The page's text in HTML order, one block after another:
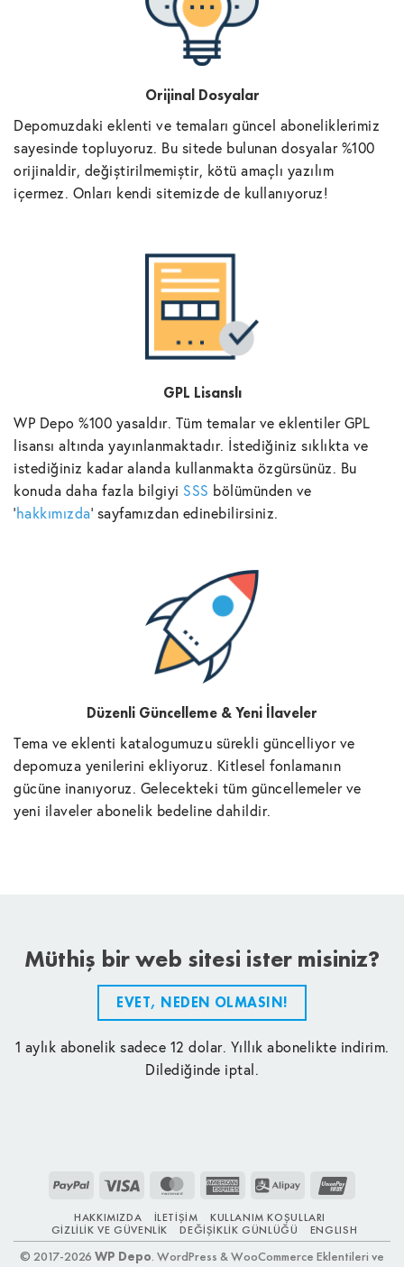
Orijinal Dosyalar
Depomuzdaki eklenti ve temaları güncel aboneliklerimiz
sayesinde topluyoruz. Bu sitede bulunan dosyalar %100
orijinaldir, değiştirilmemiştir, kötü amaçlı yazılım
içermez. Onları kendi sitemizde de kullanıyoruz!
GPL Lisanslı
WP Depo %100 yasaldır. Tüm temalar ve eklentiler GPL
lisansı altında yayınlanmaktadır. İstediğiniz sıklıkta ve
istediğiniz kadar alanda kullanmakta özgürsünüz. Bu
konuda daha fazla bilgiyi SSS bölümünden ve
'hakkımızda' sayfamızdan edinebilirsiniz.
Düzenli Güncelleme & Yeni İlaveler
Tema ve eklenti katalogumuzu sürekli güncelliyor ve
depomuza yenilerini ekliyoruz. Kitlesel fonlamanın
gücüne inanıyoruz. Gelecekteki tüm güncellemeler ve
yeni ilaveler abonelik bedeline dahildir.
Müthiş bir web sitesi ister misiniz?
EVET, NEDEN OLMASIN!
1 aylık abonelik sadece 12 dolar. Yıllık abonelikte indirim.
Dilediğinde iptal.
PayPal Visa MasterCardAmerican
Alipay
HAKKIMIZDA İLETIŞIM
KULLANIM KOŞULLARI
GIZLILIK VE GÜVENLIK
DEĞIŞIKLIK GÜNLÜĞÜ ENGLISH
© 2017-2026 WP Depo. WordPress & WooCommerce Eklentileri ve